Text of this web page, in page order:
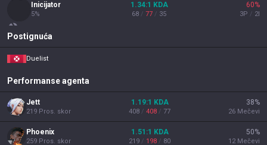
Inicijator
5%
1.34:1 KDA
68 / 77 / 35
60%
3P / 2I
Postignuća
Duelist
Performanse agenta
Jett
219 Pros. skor
1.19:1 KDA
408 / 408 / 77
38%
26 Mečevi
Phoenix
259 Pros. skor
1.51 :1 KDA
219 / 198 / 80
50%
12 Mečevi